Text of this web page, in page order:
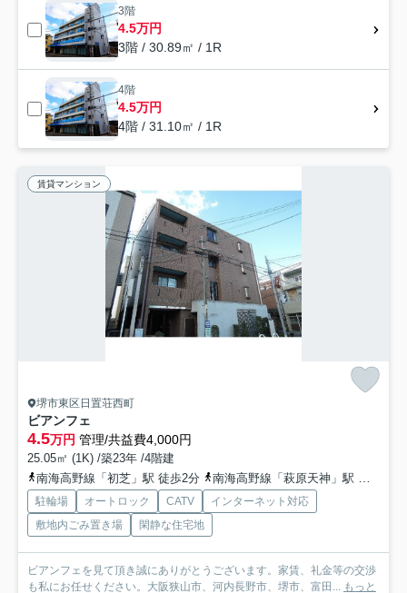
3階
4.5万円
3階 / 30.89㎡ / 1R
4階
4.5万円
4階 / 31.10㎡ / 1R
賃貸マンション
堺市東区日置荘西町
ビアンフェ
4.5万円 管理/共益費4,000円
25.05㎡ (1K) /築23年 /4階建
南海高野線「初芝」駅 徒歩2分
南海高野線「萩原天神」駅 徒歩13分
駐輪場 オートロック CATV
インターネット対応
敷地内ごみ置き場
閑静な住宅地
ビアンフェを見て頂き誠にありがとうございます。家賃、礼金等の交渉
も私にお任せください。大阪狭山市、河内長野市、堺市、富田... もっと